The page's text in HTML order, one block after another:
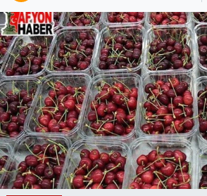
Magazin
Etkinlikler